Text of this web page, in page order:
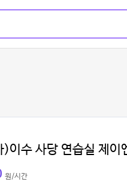
)이수 사당 연습실 제이
원/시간